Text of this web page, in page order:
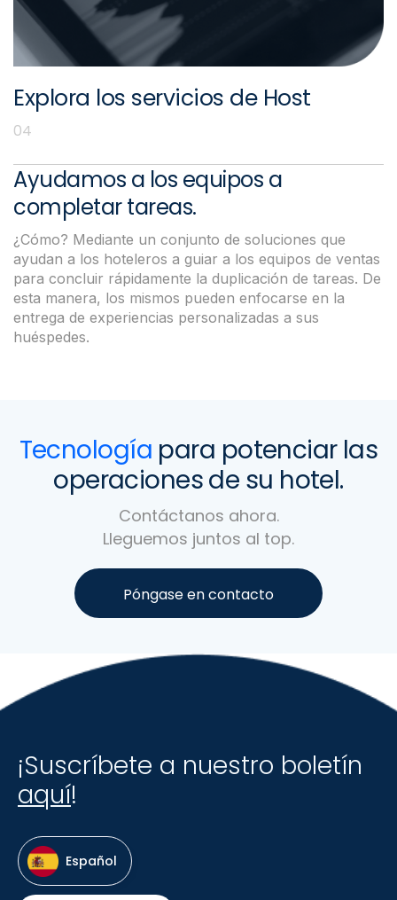
Explora los servicios de Host
04
Ayudamos a los equipos a
completar tareas.
¿Cómo? Mediante un conjunto de soluciones que
ayudan a los hoteleros a guiar a los equipos de ventas
para concluir rápidamente la duplicación de tareas. De
esta manera, los mismos pueden enfocarse en la
entrega de experiencias personalizadas a sus
huéspedes.
Tecnología para potenciar las
operaciones de su hotel.
Contáctanos ahora.
Lleguemos juntos al top.
Póngase en contacto
¡Suscríbete a nuestro boletín
aquí!
Español